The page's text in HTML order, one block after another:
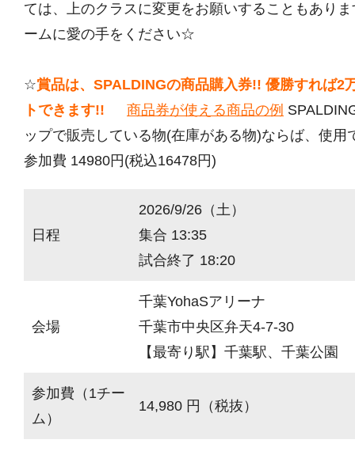
ては、上のクラスに変更をお願いすることもあり
ームに愛の手をください☆
☆賞品は、SPALDINGの商品購入券!! 優勝すれば2
トできます!!
商品券が使える商品の例
ップで販売している物(在庫がある物)ならば、使用
参加費 14980円(税込16478円)
日程
2026/9/26（土）
集合 13:35
試合終了 18:20
会場
千葉YohaSアリーナ
千葉市中央区弁天4-7-30
【最寄り駅】千葉駅、千葉公園
参加費（1チー
ム）
14,980 円（税抜）